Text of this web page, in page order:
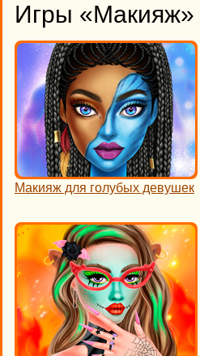
Игры «Макияж»
Макияж для голубых девушек